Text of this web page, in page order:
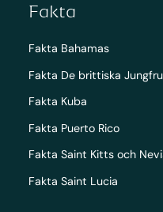
Fakta
Fakta Bahamas
Fakta De brittiska
Fakta Kuba
Fakta Puerto Rico
Fakta Saint Kitts och
Fakta Saint Lucia